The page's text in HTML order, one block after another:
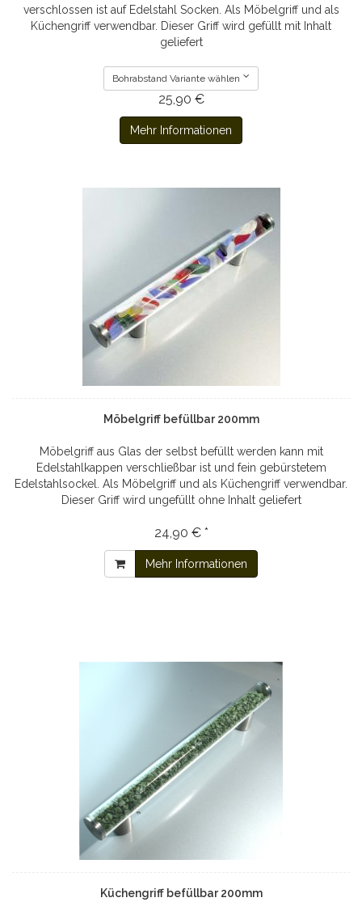
verschlossen ist auf Edelstahl Socken. Als Möbelgriff und als
Küchengriff verwendbar. Dieser Griff wird gefüllt mit Inhalt
geliefert
Bohrabstand Variante wählen
25,90 €
Mehr Informationen
Möbelgriff befüllbar 200mm
Möbelgriff aus Glas der selbst befüllt werden kann mit
Edelstahlkappen verschließbar ist und fein gebürstetem
Edelstahlsockel. Als Möbelgriff und als Küchengriff verwendbar.
Dieser Griff wird ungefüllt ohne Inhalt geliefert
24,90 € *
Mehr Informationen
Küchengriff befüllbar 200mm